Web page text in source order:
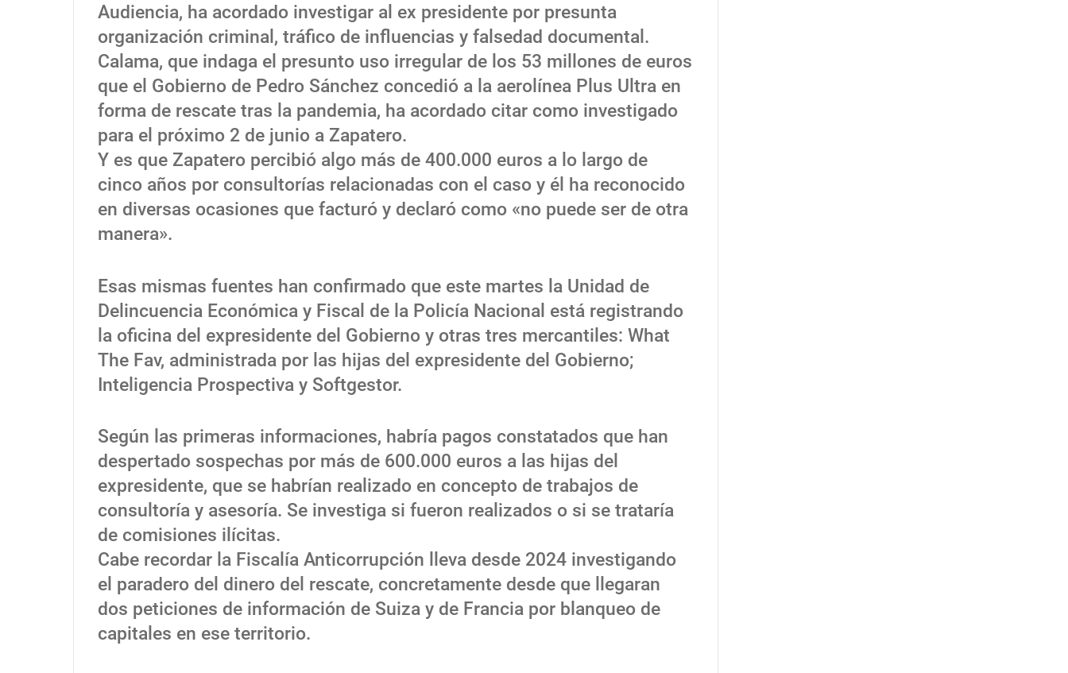
Audiencia, ha acordado investigar al ex presidente por presunta
organización criminal, tráfico de influencias y falsedad documental.
Calama, que indaga el presunto uso irregular de los 53 millones de euros
que el Gobierno de Pedro Sánchez concedió a la aerolínea Plus Ultra en
forma de rescate tras la pandemia, ha acordado citar como investigado
para el próximo 2 de junio a Zapatero.
Y es que Zapatero percibió algo más de 400.000 euros a lo largo de
cinco años por consultorías relacionadas con el caso y él ha reconocido
en diversas ocasiones que facturó y declaró como «no puede ser de otra
manera».
Esas mismas fuentes han confirmado que este martes la Unidad de
Delincuencia Económica y Fiscal de la Policía Nacional está registrando
la oficina del expresidente del Gobierno y otras tres mercantiles: What
The Fav, administrada por las hijas del expresidente del Gobierno;
Inteligencia Prospectiva y Softgestor.
Según las primeras informaciones, habría pagos constatados que han
despertado sospechas por más de 600.000 euros a las hijas del
expresidente, que se habrían realizado en concepto de trabajos de
consultoría y asesoría. Se investiga si fueron realizados o si se trataría
de comisiones ilícitas.
Cabe recordar la Fiscalía Anticorrupción lleva desde 2024 investigando
el paradero del dinero del rescate, concretamente desde que llegaran
dos peticiones de información de Suiza y de Francia por blanqueo de
capitales en ese territorio.